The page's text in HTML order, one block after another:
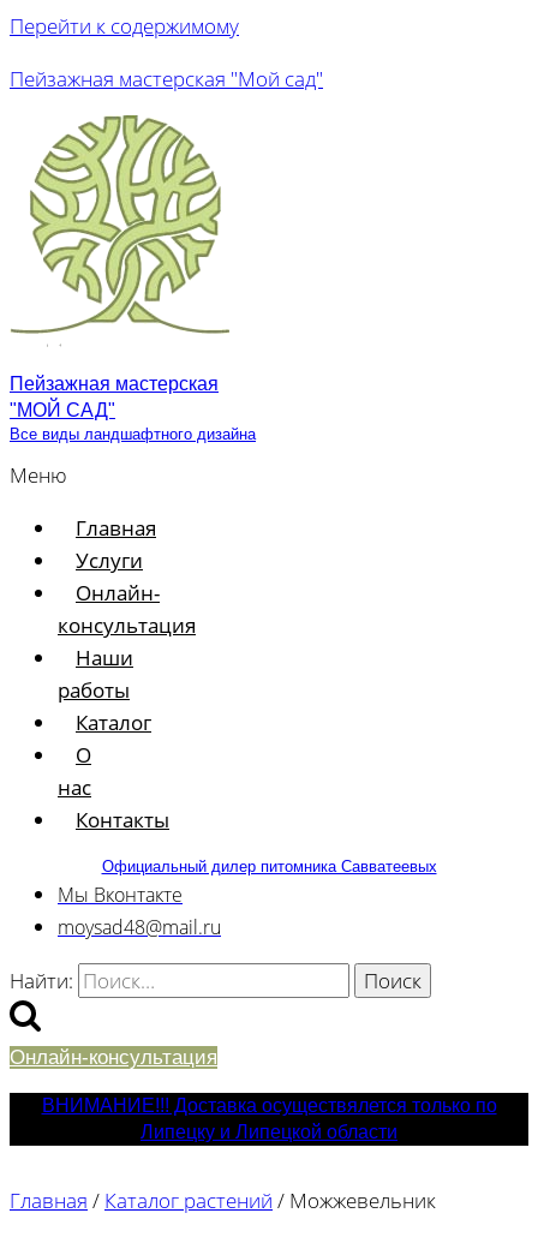
Перейти к содержимому
Пейзажная мастерская "Мой сад"
Пейзажная мастерская
"МОЙ САД"
Все виды ландшафтного дизайна
Меню
Главная
Услуги
Онлайн-
консультация
Наши
работы
Каталог
О
нас
Контакты
Официальный дилер питомника Савватеевых
Мы Вконтакте
moysad48@mail.ru
Найти:
Онлайн-консультация
ВНИМАНИЕ!!! Доставка осуществялется только по
Липецку и Липецкой области
Главная / Каталог растений / Можжевельник